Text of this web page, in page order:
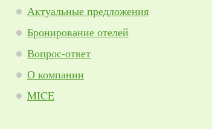
Актуальные предложения
Бронирование отелей
Вопрос-ответ
О компании
MICE